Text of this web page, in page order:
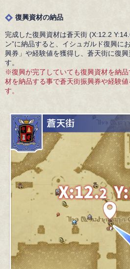
復興資材の納品
完成した復興資材は蒼天街 (X:12.2
ン”に納品すると、イシュガルド復興に
興券」や経験値を獲得し、蒼天街に復
す。
※復興が完了していても復興資材を納
材を納品する事で蒼天街振興券や経験
す。